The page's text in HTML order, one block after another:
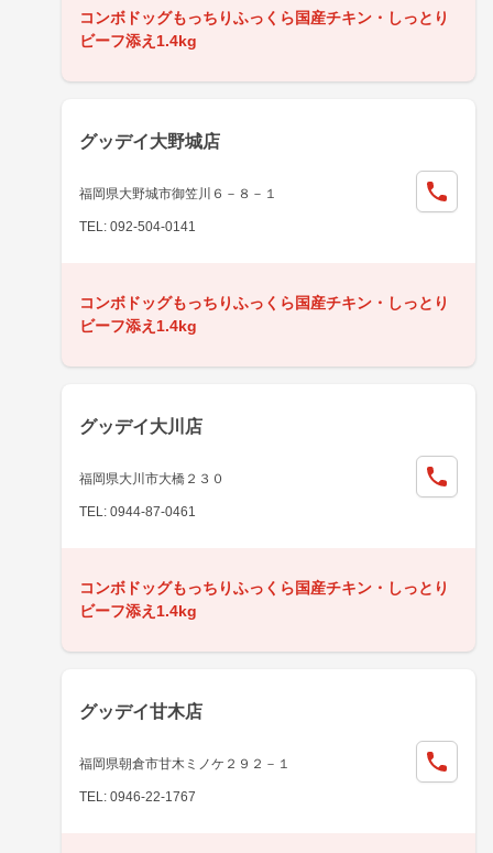
コンボドッグもっちりふっくら国産チキン・しっとり
ビーフ添え1.4kg
グッデイ大野城店
福岡県大野城市御笠川６－８－１
TEL: 092-504-0141
コンボドッグもっちりふっくら国産チキン・しっとり
ビーフ添え1.4kg
グッデイ大川店
福岡県大川市大橋２３０
TEL: 0944-87-0461
コンボドッグもっちりふっくら国産チキン・しっとり
ビーフ添え1.4kg
グッデイ甘木店
福岡県朝倉市甘木ミノケ２９２－１
TEL: 0946-22-1767